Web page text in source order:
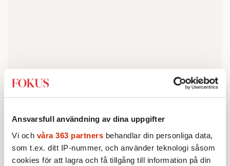
Ansvarsfull användning av dina uppgifter
Vi och våra 363 partners behandlar din personliga data,
som t.ex. ditt IP-nummer, och använder teknologi såsom
cookies för att lagra och få tillgång till information på din
På bara tre år har Frankrike haft fem olika
premiärministrar. Sedan den 11 september är
det presidentens gode vän Sébastien Lecornu